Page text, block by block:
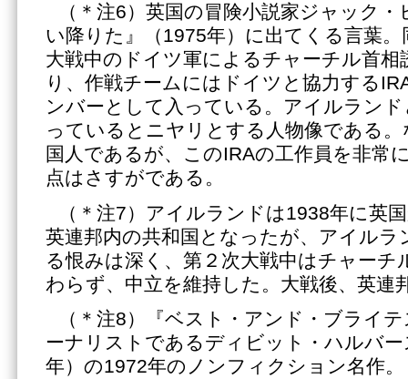
（＊注6）英国の冒険小説家ジャック
い降りた』（1975年）に出てくる言葉。
大戦中のドイツ軍によるチャーチル首相
り、作戦チームにはドイツと協力する
ンバーとして入っている。アイルラン
っているとニヤリとする人物像である
国人であるが、このIRAの工作員を非常
点はさすがである。
（＊注7）アイルランドは1938年に英
英連邦内の共和国となったが、アイルラ
る恨みは深く、第２次大戦中はチャーチ
わらず、中立を維持した。大戦後、英連
（＊注8）『ベスト・アンド・ブライ
ーナリストであるディビット・ハルバ
年）の1972年のノンフィクション名作。